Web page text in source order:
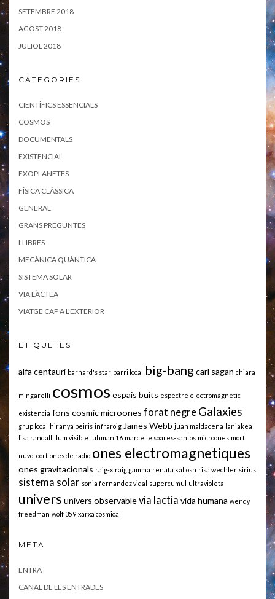
SETEMBRE 2018
AGOST 2018
JULIOL 2018
CATEGORIES
CIENTÍFICS ESSENCIALS
COSMOS
DOCUMENTALS
EXISTENCIAL
EXOPLANETES
FÍSICA CLÀSSICA
GENERAL
GRANS PREGUNTES
LLIBRES
MECÀNICA QUÀNTICA
SISTEMA SOLAR
VIA LÀCTEA
VIATGE CAP A L'EXTERIOR
ETIQUETES
alfa centauri barnard's star barri local big-bang carl sagan chiara
mingarelli cosmos espais buits espectre electromagnetic
existencia fons cosmic microones forat negre Galaxies
grup local hiranya peiris infraroig James Webb juan maldacena laniakea
lisa randall
llum visible luhman 16 marcelle soares-santos microones mort
nuvol oort ones de radio ones electromagnetiques
ones gravitacionals raig-x raig gamma renata kallosh risa wechler sirius
sistema solar sonia fernandez vidal supercumul ultravioleta
univers univers observablevia lactia vida humana wendy
freedman wolf 359 xarxa cosmica
META
ENTRA
CANAL DE LES ENTRADES